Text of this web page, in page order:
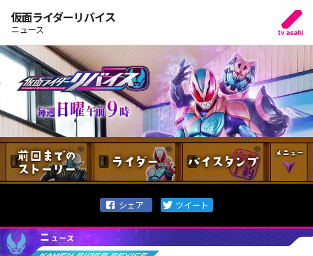
仮面ライダーリバイス
ニュース